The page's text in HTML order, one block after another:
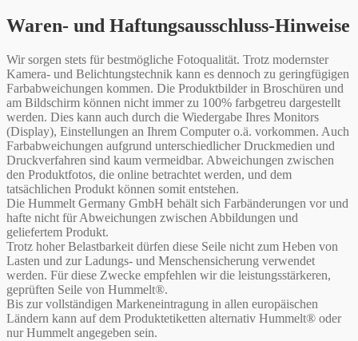
Waren- und Haftungsausschluss-Hinweise
Wir sorgen stets für bestmögliche Fotoqualität. Trotz modernster
Kamera- und Belichtungstechnik kann es dennoch zu geringfügigen
Farbabweichungen kommen. Die Produktbilder in Broschüren und
am Bildschirm können nicht immer zu 100% farbgetreu dargestellt
werden. Dies kann auch durch die Wiedergabe Ihres Monitors
(Display), Einstellungen an Ihrem Computer o.ä. vorkommen. Auch
Farbabweichungen aufgrund unterschiedlicher Druckmedien und
Druckverfahren sind kaum vermeidbar. Abweichungen zwischen
den Produktfotos, die online betrachtet werden, und dem
tatsächlichen Produkt können somit entstehen.
Die Hummelt Germany GmbH behält sich Farbänderungen vor und
hafte nicht für Abweichungen zwischen Abbildungen und
geliefertem Produkt.
Trotz hoher Belastbarkeit dürfen diese Seile nicht zum Heben von
Lasten und zur Ladungs- und Menschensicherung verwendet
werden. Für diese Zwecke empfehlen wir die leistungsstärkeren,
geprüften Seile von Hummelt®.
Bis zur vollständigen Markeneintragung in allen europäischen
Ländern kann auf dem Produktetiketten alternativ Hummelt® oder
nur Hummelt angegeben sein.